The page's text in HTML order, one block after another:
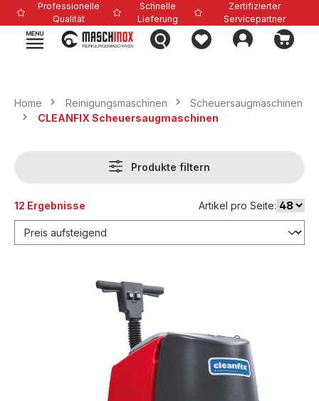
springen
Professionelle
Qualität
Schnelle
Lieferung
Zertifizierter
Servicepartner
Home Reinigungsmaschinen
Scheuersaugmaschinen
CLEANFIX Scheuersaugmaschinen
Produkte filtern
12 Ergebnisse Artikel pro Seite: